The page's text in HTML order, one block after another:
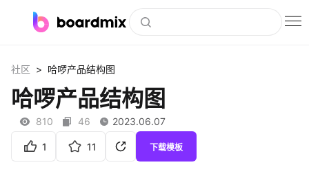
社区资源
下载
会员
社区 > 哈啰产品结构图
哈啰产品结构图
810 46 2023.06.07
1 11 下载模板